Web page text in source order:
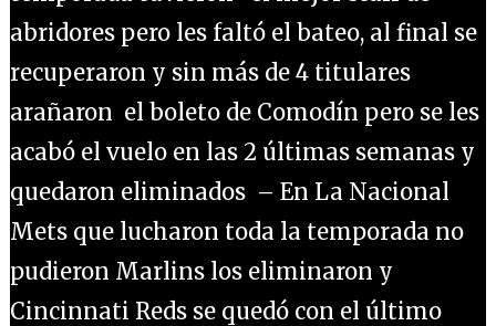
abridores pero les faltó el bateo, al final se
recuperaron y sin más de 4 titulares
arañaron el boleto de Comodín pero se les
acabó el vuelo en las 2 últimas semanas y
quedaron eliminados – En La Nacional
Mets que lucharon toda la temporada no
pudieron Marlins los eliminaron y
Cincinnati Reds se quedó con el último